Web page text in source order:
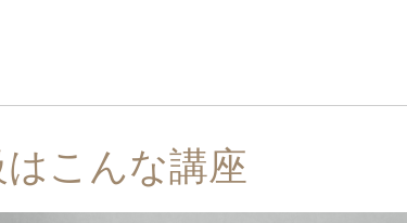
こんな講座